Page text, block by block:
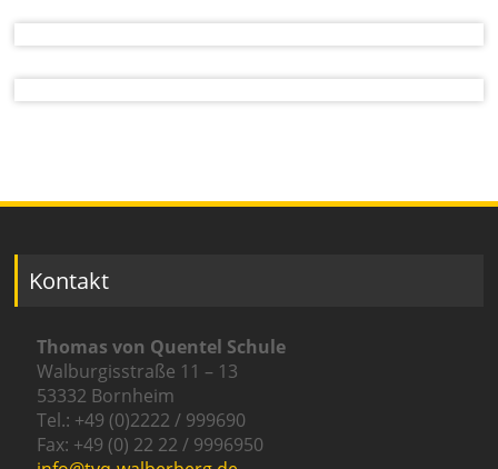
Kontakt
Thomas von Quentel Schule
Walburgisstraße 11 – 13
53332 Bornheim
Tel.: +49 (0)2222 / 999690
Fax: +49 (0) 22 22 / 9996950